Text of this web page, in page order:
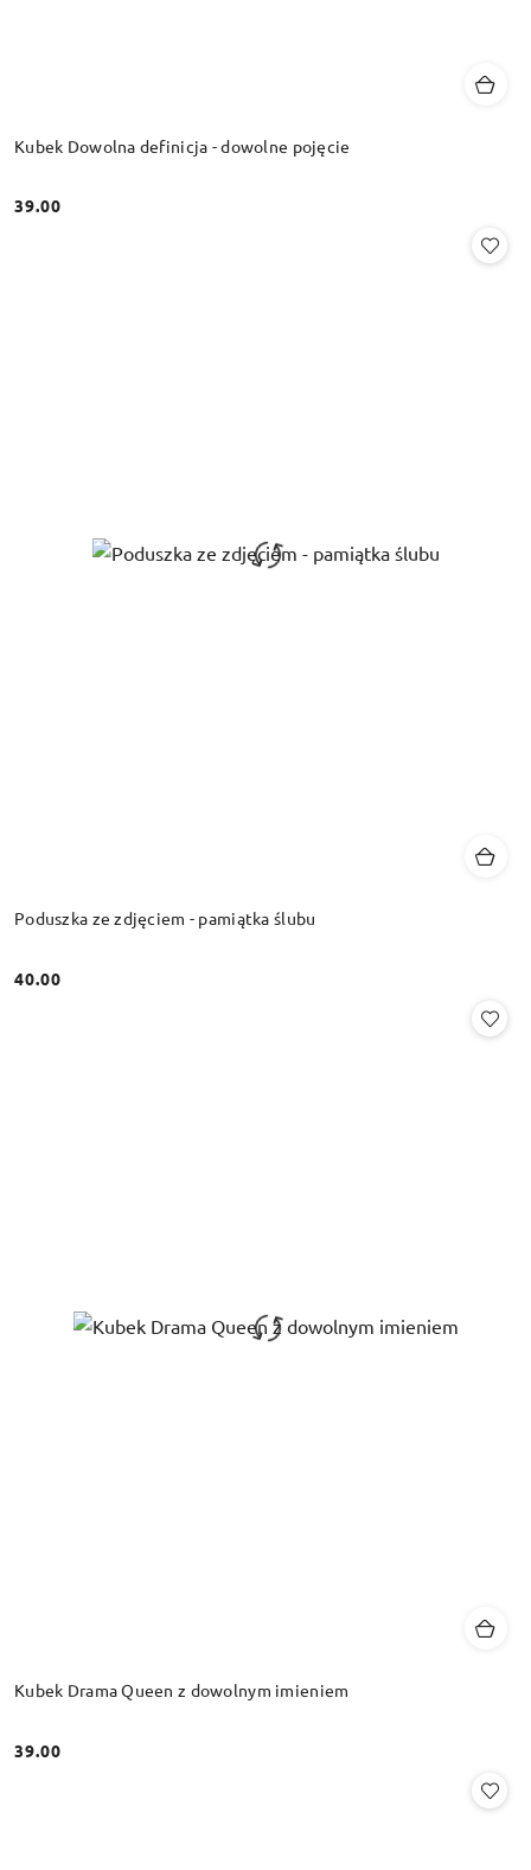
Kubek Dowolna definicja - dowolne pojęcie
Cena:
39.00
Poduszka ze zdjęciem - pamiątka ślubu
Cena:
40.00
Kubek Drama Queen z dowolnym imieniem
Cena:
39.00